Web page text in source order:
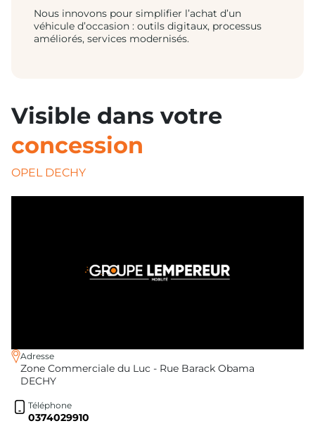
Nous innovons pour simplifier l’achat d’un
véhicule d’occasion : outils digitaux, processus
améliorés, services modernisés.
Visible dans votre
concession
OPEL DECHY
Adresse
Zone Commerciale du Luc - Rue Barack Obama
DECHY
Téléphone
0374029910